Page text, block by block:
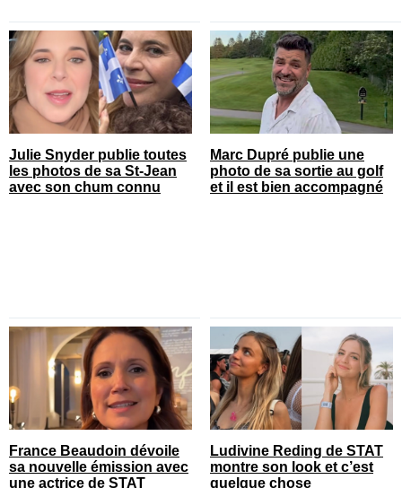
Julie Snyder publie toutes
les photos de sa St-Jean
avec son chum connu
Marc Dupré publie une
photo de sa sortie au golf
et il est bien accompagné
France Beaudoin dévoile
sa nouvelle émission avec
une actrice de STAT
Ludivine Reding de STAT
montre son look et c’est
quelque chose